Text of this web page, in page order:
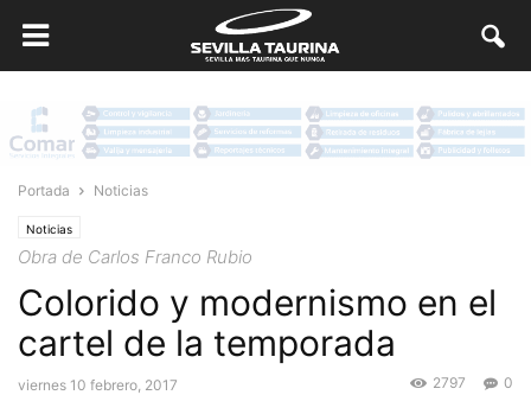
Portada Noticias
Noticias
Obra de Carlos Franco Rubio
Colorido y modernismo en el
cartel de la temporada
viernes 10 febrero, 2017 0
2797